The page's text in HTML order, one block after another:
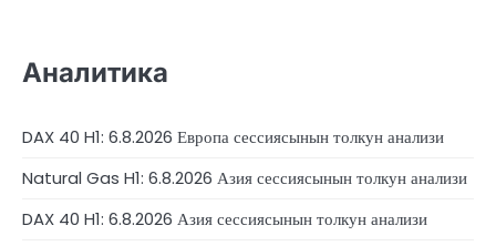
Аналитика
DAX 40 H1: 6.8.2026 Европа сессиясынын толкун анализи
Natural Gas H1: 6.8.2026 Азия сессиясынын толкун анализи
DAX 40 H1: 6.8.2026 Азия сессиясынын толкун анализи